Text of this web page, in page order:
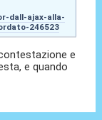
dall-ajax-alla-
246523
e
e quando